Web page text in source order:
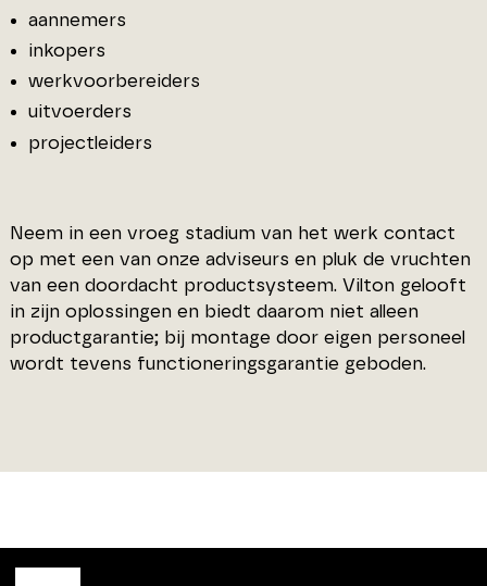
aannemers
inkopers
werkvoorbereiders
uitvoerders
projectleiders
Neem in een vroeg stadium van het werk contact
op met een van onze adviseurs en pluk de vruchten
van een doordacht productsysteem. Vilton gelooft
in zijn oplossingen en biedt daarom niet alleen
productgarantie; bij montage door eigen personeel
wordt tevens functioneringsgarantie geboden.